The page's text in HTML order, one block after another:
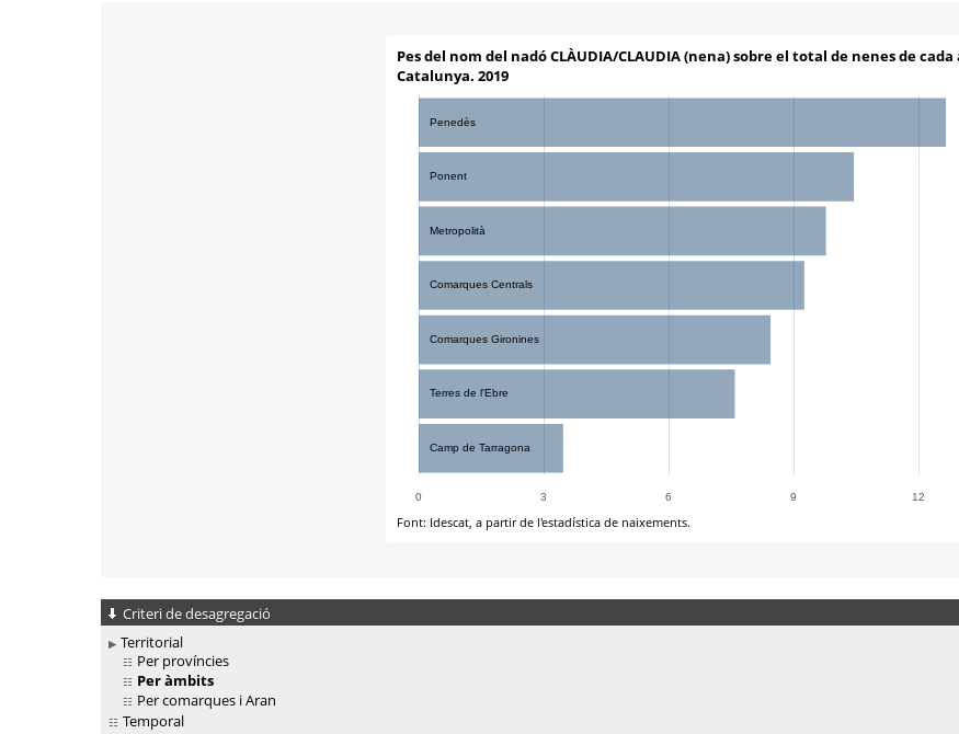
Criteri de desagregació
Territorial
Per províncies
Per àmbits
Per comarques i Aran
Temporal